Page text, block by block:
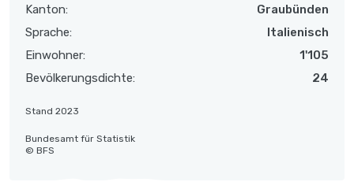
Kanton:
Graubünden
Sprache:
Italienisch
Einwohner:
1'105
Bevölkerungsdichte:
24
Stand 2023
Bundesamt für Statistik
© BFS